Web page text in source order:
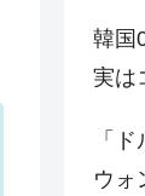
韓国
実は
「
ウォ